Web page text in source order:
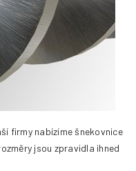
firmy nabízíme šnekovnice
jsou zpravidla ihned